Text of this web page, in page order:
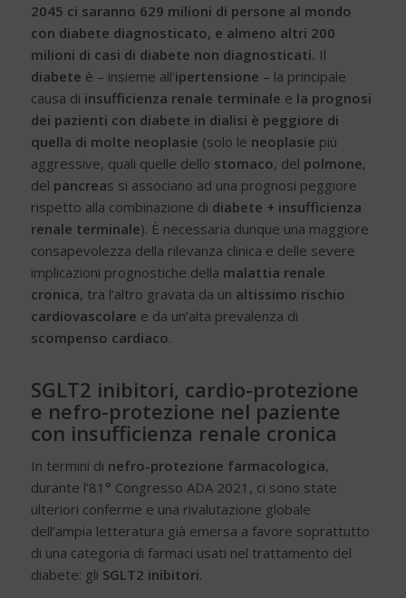
2045 ci saranno 629 milioni di persone al mondo
con diabete diagnosticato, e almeno altri 200
milioni di casi di diabete non diagnosticati. Il
diabete è – insieme all’ipertensione – la principale
causa di insufficienza renale terminale e la prognosi
dei pazienti con diabete in dialisi è peggiore di
quella di molte neoplasie (solo le neoplasie più
aggressive, quali quelle dello stomaco, del polmone,
del pancreas si associano ad una prognosi peggiore
rispetto alla combinazione di diabete + insufficienza
renale terminale). È necessaria dunque una maggiore
consapevolezza della rilevanza clinica e delle severe
implicazioni prognostiche della malattia renale
cronica, tra l’altro gravata da un altissimo rischio
cardiovascolare e da un’alta prevalenza di
scompenso cardiaco.
SGLT2 inibitori, cardio-protezione
e nefro-protezione nel paziente
con insufficienza renale cronica
In termini di nefro-protezione farmacologica,
durante l’81° Congresso ADA 2021, ci sono state
ulteriori conferme e una rivalutazione globale
dell’ampia letteratura già emersa a favore soprattutto
di una categoria di farmaci usati nel trattamento del
diabete: gli SGLT2 inibitori.